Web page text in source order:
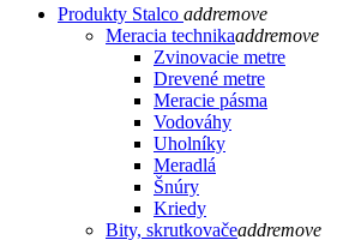
Produkty Stalco addremove
Meracia technikaaddremove
Zvinovacie metre
Drevené metre
Meracie pásma
Vodováhy
Uholníky
Meradlá
Šnúry
Kriedy
Bity, skrutkovačeaddremove